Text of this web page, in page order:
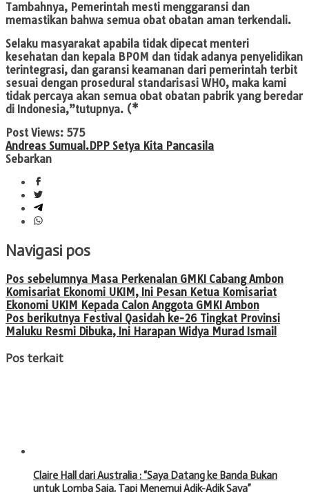
Tambahnya, Pemerintah mesti menggaransi dan
memastikan bahwa semua obat obatan aman terkendali.
Selaku masyarakat apabila tidak dipecat menteri
kesehatan dan kepala BPOM dan tidak adanya penyelidikan
terintegrasi, dan garansi keamanan dari pemerintah terbit
sesuai dengan prosedural standarisasi WHO, maka kami
tidak percaya akan semua obat obatan pabrik yang beredar
di Indonesia,”tutupnya. (*
Post Views: 575
Andreas Sumual.DPP Setya Kita Pancasila
Sebarkan
Navigasi pos
Pos sebelumnya Masa Perkenalan GMKI Cabang Ambon
Komisariat Ekonomi UKIM, Ini Pesan Ketua Komisariat
Ekonomi UKIM Kepada Calon Anggota GMKI Ambon
Pos berikutnya Festival Qasidah ke-26 Tingkat Provinsi
Maluku Resmi Dibuka, Ini Harapan Widya Murad Ismail
Pos terkait
Claire Hall dari Australia : “Saya Datang ke Banda Bukan
untuk Lomba Saja, Tapi Menemui Adik-Adik Saya”